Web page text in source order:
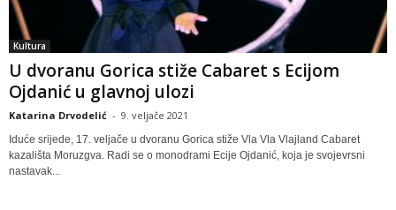
Kultura
U dvoranu Gorica stiže Cabaret s Ecijom
Ojdanić u glavnoj ulozi
Katarina Drvodelić - 9. veljače 2021
Iduće srijede, 17. veljače u dvoranu Gorica stiže Vla Vla Vlajland Cabaret
kazališta Moruzgva. Radi se o monodrami Ecije Ojdanić, koja je svojevrsni
nastavak...